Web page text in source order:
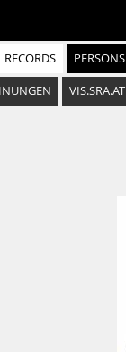
RECORDS PERSONS
VIS.SRA.AT